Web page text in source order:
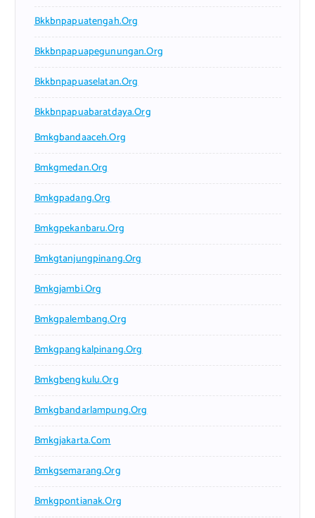
Bkkbnpapuatengah.org
Bkkbnpapuapegunungan.org
Bkkbnpapuaselatan.org
Bkkbnpapuabaratdaya.org
Bmkgbandaaceh.org
Bmkgmedan.org
Bmkgpadang.org
Bmkgpekanbaru.org
Bmkgtanjungpinang.org
Bmkgjambi.org
Bmkgpalembang.org
Bmkgpangkalpinang.org
Bmkgbengkulu.org
Bmkgbandarlampung.org
Bmkgjakarta.com
Bmkgsemarang.org
Bmkgpontianak.org